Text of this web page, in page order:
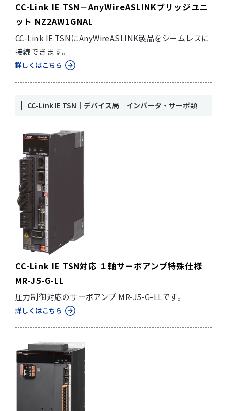
CC-Link IE TSN－AnyWireASLINKブリッジユニ
ット NZ2AW1GNAL
CC-Link IE TSNにAnyWireASLINK製品をシームレスに
接続できます。
詳しくはこちら
CC-Link IE TSN｜デバイス局｜インバータ・サーボ類
CC-Link IE TSN対応 １軸サーボアンプ特殊仕様
MR-J5-G-LL
圧力制御対応のサーボアンプ MR-J5-G-LLです。
詳しくはこちら